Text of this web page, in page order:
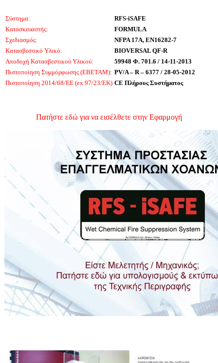
Σύστημα:
RFS-iSAFE
Κατασκευαστής:
FORMULA
Σχεδιασμός:
NFPA 17A, EN16282-7
Κατασβεστικό Υλικό:
BIOVERSAL QF-R
Αποδοχή Κατασβεστικού Υλικού:
59948 Φ. 701.6 / 14-11-2013
Πιστοποίηση Συμμόρφωσης (ΕΒΕΤΑΜ): PV/A – R – 6377 / 28-05-2012
Πιστοποίηση 2014/68/EE (ex 97/23/ΕΚ) CE Πλήρους Συστήματος
Πατήστε εδώ για να εισέλθετε στην Εφαρμογή